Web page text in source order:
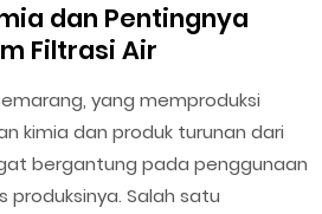
dan Pentingnya
Filtrasi Air
yang memproduksi
kimia dan produk turunan dari
bergantung pada penggunaan
produksinya. Salah satu